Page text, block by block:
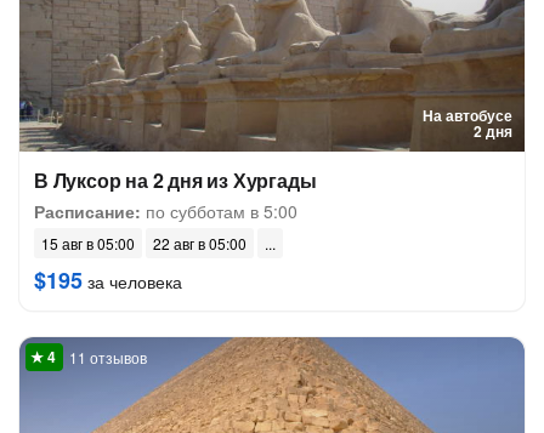
На автобусе
2 дня
В Луксор на 2 дня из Хургады
Расписание: по субботам в 5:00
15 авг в 05:00 22 авг в 05:00
$195 за человека
11 отзывов